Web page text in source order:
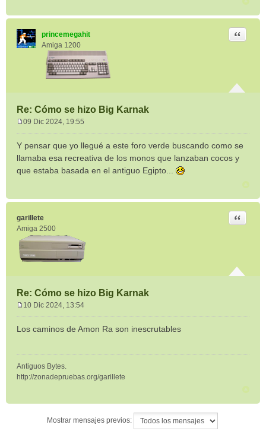
princemegahit
Amiga 1200
Re: Cómo se hizo Big Karnak
Citar
n
s
a
09 Dic 2024, 19:55
Y pensar que yo llegué a este foro verde buscando como se
llamaba esa recreativa de los monos que lanzaban cocos y
que estaba basada en el antiguo Egipto...
garillete
Amiga 2500
Re: Cómo se hizo Big Karnak
Citar
n
a
j
e
10 Dic 2024, 13:54
Los caminos de Amon Ra son inescrutables
Antiguos Bytes.
http://zonadepruebas.org/garillete
Mostrar mensajes previos: